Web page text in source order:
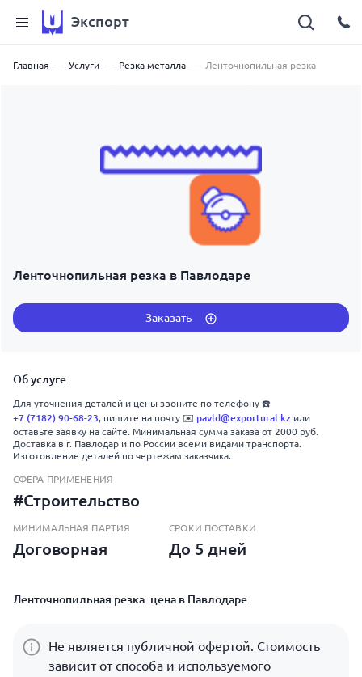
Экспорт
Главная Услуги Резка металла Ленточнопильная резка
Ленточнопильная резка в Павлодаре
Заказать
Об услуге
Для уточнения деталей и цены звоните по телефону ☎️
+7 (7182) 90-68-23, пишите на почту ✉️ pavld@exportural.kz или
оставьте заявку на сайте. Минимальная сумма заказа от 2000 руб.
Доставка в г. Павлодар и по России всеми видами транспорта.
Изготовление деталей по чертежам заказчика.
СФЕРА ПРИМЕНЕНИЯ
#Строительство
МИНИМАЛЬНАЯ ПАРТИЯ
Договорная
СРОКИ ПОСТАВКИ
До 5 дней
Ленточнопильная резка: цена в Павлодаре
Не является публичной офертой. Стоимость
зависит от способа и используемого